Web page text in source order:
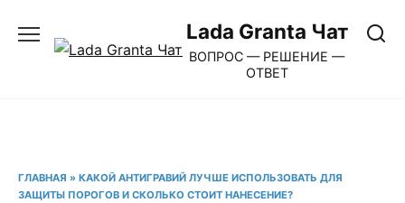
содержанию
Lada Granta Чат
ВОПРОС — РЕШЕНИЕ —
ОТВЕТ
ГЛАВНАЯ » КАКОЙ АНТИГРАВИЙ ЛУЧШЕ ИСПОЛЬЗОВАТЬ ДЛЯ
ЗАЩИТЫ ПОРОГОВ И СКОЛЬКО СТОИТ НАНЕСЕНИЕ?